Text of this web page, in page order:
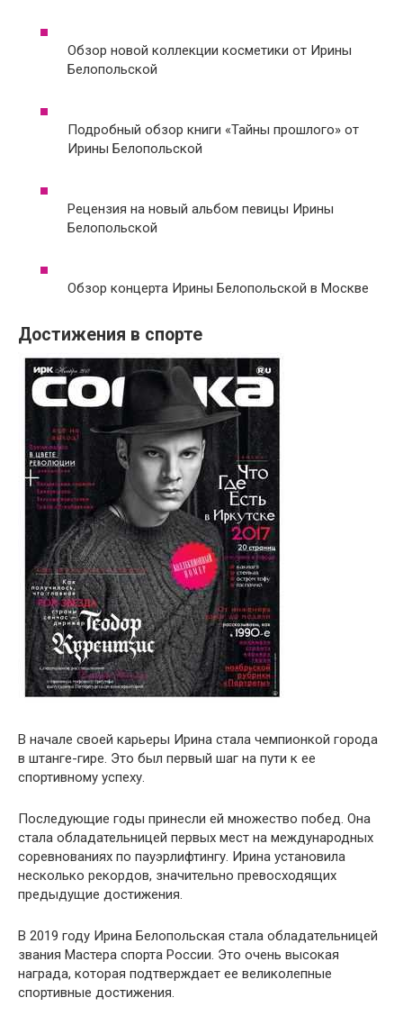
Обзор новой коллекции косметики от Ирины
Белопольской
Подробный обзор книги «Тайны прошлого» от
Ирины Белопольской
Рецензия на новый альбом певицы Ирины
Белопольской
Обзор концерта Ирины Белопольской в Москве
Достижения в спорте
В начале своей карьеры Ирина стала чемпионкой города
в штанге-гире. Это был первый шаг на пути к ее
спортивному успеху.
Последующие годы принесли ей множество побед. Она
стала обладательницей первых мест на международных
соревнованиях по пауэрлифтингу. Ирина установила
несколько рекордов, значительно превосходящих
предыдущие достижения.
В 2019 году Ирина Белопольская стала обладательницей
звания Мастера спорта России. Это очень высокая
награда, которая подтверждает ее великолепные
спортивные достижения.